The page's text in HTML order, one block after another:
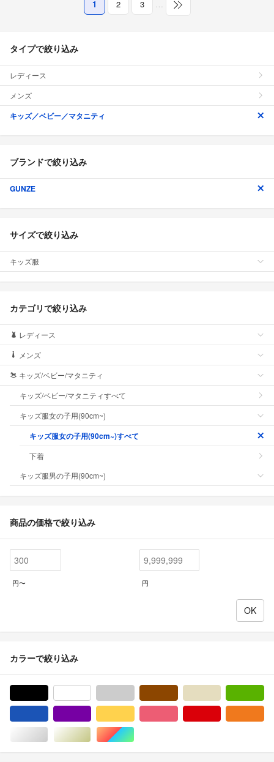
1 2 3 …
タイプで絞り込み
レディース
メンズ
キッズ／ベビー／マタニティ
ブランドで絞り込み
GUNZE
サイズで絞り込み
キッズ服
カテゴリで絞り込み
レディース
メンズ
キッズ/ベビー/マタニティ
キッズ/ベビー/マタニティすべて
キッズ服女の子用(90cm~)
キッズ服女の子用(90cm~)すべて
下着
キッズ服男の子用(90cm~)
商品の価格で絞り込み
円〜 円
カラーで絞り込み
シルバー/銀色系ゴールド/金色系マルチカラー